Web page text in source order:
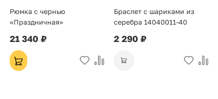
Рюмка с чернью
«Праздничная»
21 340 ₽
Браслет с шариками из
серебра 14040011-40
2 290 ₽